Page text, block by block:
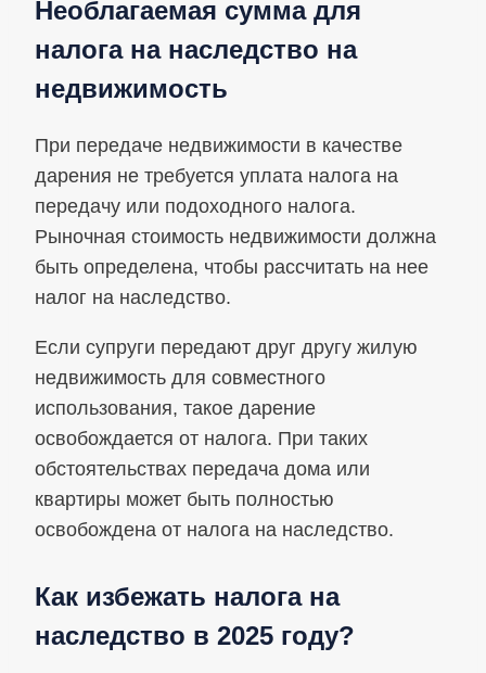
Необлагаемая сумма для
налога на наследство на
недвижимость
При передаче недвижимости в качестве
дарения не требуется уплата налога на
передачу или подоходного налога.
Рыночная стоимость недвижимости должна
быть определена, чтобы рассчитать на нее
налог на наследство.
Если супруги передают друг другу жилую
недвижимость для совместного
использования, такое дарение
освобождается от налога. При таких
обстоятельствах передача дома или
квартиры может быть полностью
освобождена от налога на наследство.
Как избежать налога на
наследство в 2025 году?